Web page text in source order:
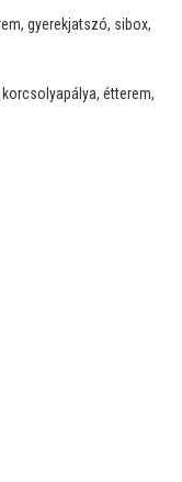
gyerekjatszó, sibox,
étterem,